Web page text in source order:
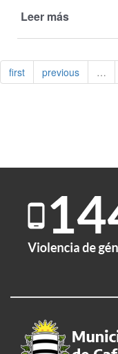
Leer más
el
primer
Cultural
pasaron
la
instancia
first previous …